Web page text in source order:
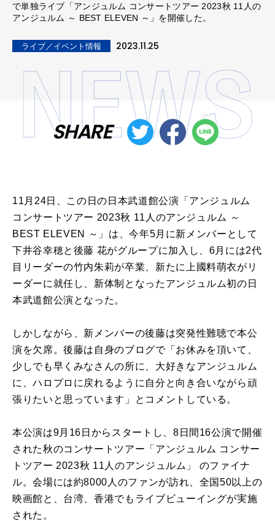
で単独ライブ「アンジュルム コンサートツアー 2023秋 11人の
アンジュルム ～ BEST ELEVEN ～」を開催した。
ライブ／イベント情報 2023.11.25
SHARE
11月24日、この日の日本武道館公演「アンジュルム
コンサートツアー 2023秋 11人のアンジュルム ～
BEST ELEVEN ～」は、今年5月に新メンバーとして
下井谷幸穂と後藤 花がグループに加入し、6月には2代
目リーダーの竹内朱莉が卒業、新たに上國料萌衣がリ
ーダーに就任し、新体制となったアンジュルム初の日
本武道館公演となった。
しかしながら、新メンバーの後藤は突発性難聴で本公
演を欠席。後藤は自身のブログで「お休みを頂いて、
少しでも早くみなさんの所に、大好きなアンジュルム
に、ハロプロに戻れるように自分と向き合いながら頑
張りたいと思っています」とコメントしている。
本公演は9月16日からスタートし、8日間16公演で開催
された秋のコンサートツアー「アンジュルム コンサー
トツアー 2023秋 11人のアンジュルム」 のファイナ
ル。会場には約8000人のファンが訪れ、全国50以上の
映画館と、台湾、香港でもライブビューイングが実施
された。